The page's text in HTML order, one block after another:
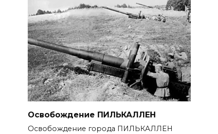
Освобождение ПИЛЬКАЛЛЕН
Освобождение города ПИЛЬКАЛЛЕН